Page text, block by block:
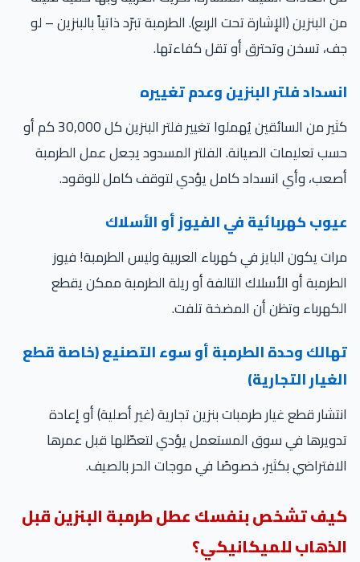
البنزين (الإشارة تحت الربع). الطرمبة تبرّد ذاتياً بالبنزين – لو
تسخن وتحترق أو تقل كفاءتها.
فلتر البنزين وعدم تغييره
كثير من السائقين يُهملوا تغيير فلتر البنزين كل 30,000 كم أو
تعليمات الصيانة. الفلتر المسدود يجعل عمل الطرمبة
وأي انسداد كامل يؤدي لتوقف كامل للوقود.
كهربائية في الفيوز أو الأسلاك
يكون البايز في كهرباء العربية وليس الطرمبة! فيوز
أو الأسلاك التالفة أو ريلة الطرمبة ممكن يقطع
وتظن أن المضخة تلفت.
وحدة الطرمبة أو سوء التصنيع (خاصة قطع
التجارية)
قطع غيار طرمبات بنزين تجارية (غير أصلية) أو إعادة
في سوق المستعمل يؤدي لتعطّلها قبل عمرها
بكثير، خصوصًا في موجات الحر بالصيف.
تشخص بنفسك عطل طرمبة البنزين قبل
للميكانيكي؟